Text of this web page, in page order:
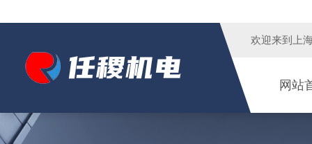
欢迎来到 上
网站